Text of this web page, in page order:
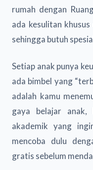
rumah dengan
ada kesulitan
sehingga butuh
Setiap anak punya
ada bimbel yang
adalah kamu
gaya belajar
akademik yang
mencoba dulu
gratis sebelum